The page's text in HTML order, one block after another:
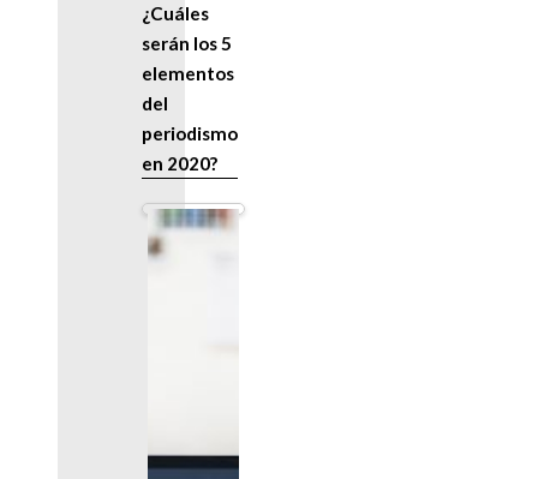
¿Cuáles
serán los 5
elementos
del
periodismo
en 2020?